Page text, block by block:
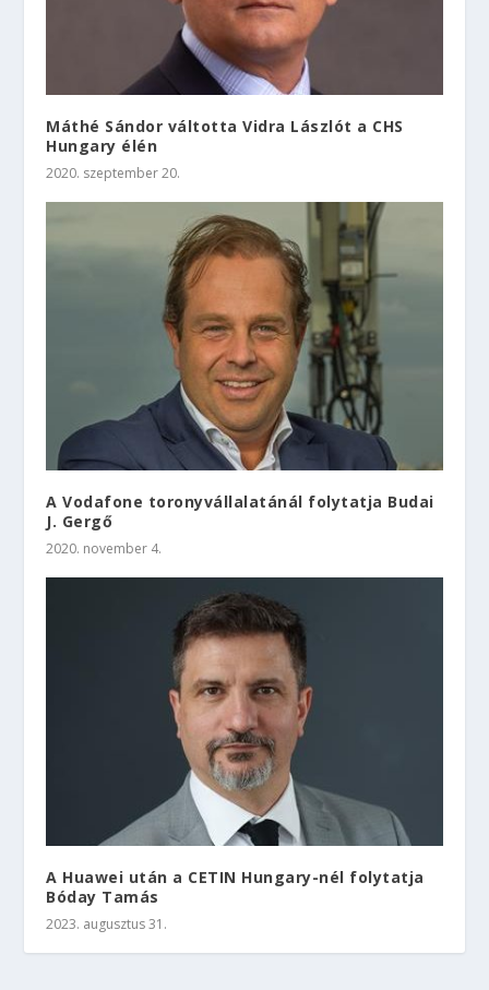
Máthé Sándor váltotta Vidra Lászlót a CHS
Hungary élén
2020. szeptember 20.
A Vodafone toronyvállalatánál folytatja Budai
J. Gergő
2020. november 4.
A Huawei után a CETIN Hungary-nél folytatja
Bóday Tamás
2023. augusztus 31.